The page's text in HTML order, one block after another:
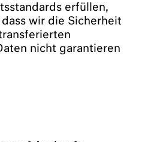
erfüllen,
wir die Sicherheit
nicht garantieren